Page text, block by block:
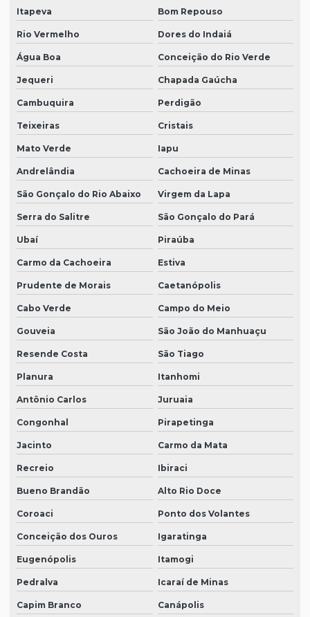
Itapeva Bom Repouso
Rio Vermelho Dores do Indaiá
Água Boa Conceição do Rio Verde
Jequeri Chapada Gaúcha
Cambuquira Perdigão
Teixeiras Cristais
Mato Verde Iapu
Andrelândia Cachoeira de Minas
São Gonçalo do Rio Abaixo Virgem da Lapa
Serra do Salitre São Gonçalo do Pará
Ubaí Piraúba
Carmo da Cachoeira Estiva
Prudente de Morais Caetanópolis
Cabo Verde Campo do Meio
Gouveia São João do Manhuaçu
Resende Costa São Tiago
Planura Itanhomi
Antônio Carlos Juruaia
Congonhal Pirapetinga
Jacinto Carmo da Mata
Recreio Ibiraci
Bueno Brandão Alto Rio Doce
Coroaci Ponto dos Volantes
Conceição dos Ouros Igaratinga
Eugenópolis Itamogi
Pedralva Icaraí de Minas
Capim Branco Canápolis